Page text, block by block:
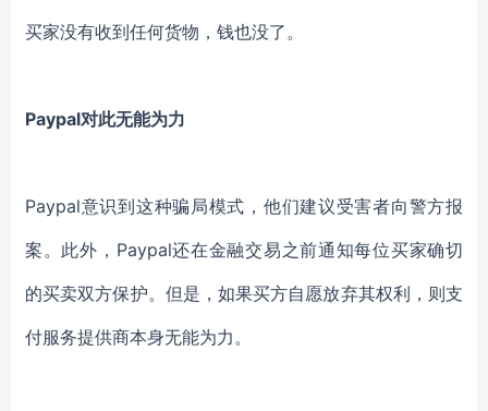
买家没有收到任何货物，钱也没了。
Paypal对此无能为力
Paypal意识到这种骗局模式，他们建议受害者向警方报
案。此外，Paypal还在金融交易之前通知每位买家确切
的买卖双方保护。但是，如果买方自愿放弃其权利，则支
付服务提供商本身无能为力。